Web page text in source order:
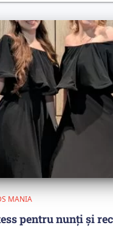
MANIA
pentru nunți și